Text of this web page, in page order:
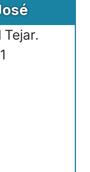
Tejar.